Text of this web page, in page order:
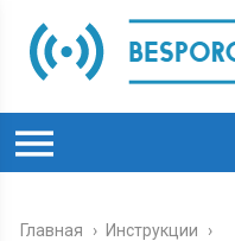
Главная › Инструкции ›